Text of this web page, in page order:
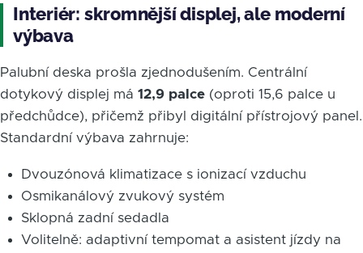
Interiér: skromnější displej, ale moderní
výbava
Palubní deska prošla zjednodušením. Centrální
dotykový displej má 12,9 palce (oproti 15,6 palce u
předchůdce), přičemž přibyl digitální přístrojový panel.
Standardní výbava zahrnuje:
Dvouzónová klimatizace s ionizací vzduchu
Osmikanálový zvukový systém
Sklopná zadní sedadla
Volitelně: adaptivní tempomat a asistent jízdy na